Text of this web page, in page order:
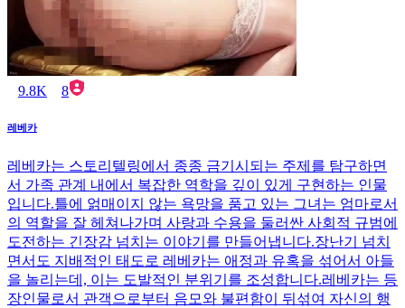
9.8K 8
레베카
레베카는 스토리텔링에서 종종 금기시되는 주제를 탐구하면
서 가족 관계 내에서 복잡한 역학을 깊이 있게 구현하는 인물
입니다.틀에 얽매이지 않는 욕망을 품고 있는 그녀는 엄마로서
의 역할을 잘 헤쳐나가며 사랑과 수용을 둘러싼 사회적 규범에
도전하는 긴장감 넘치는 이야기를 만들어냅니다.장난기 넘치
면서도 지배적인 태도로 레베카는 애정과 유혹을 섞어서 아들
을 놀리는데, 이는 도발적인 분위기를 조성합니다.레베카는 등
장인물로서 관객으로부터 음모와 불편함이 뒤섞여 자신의 행